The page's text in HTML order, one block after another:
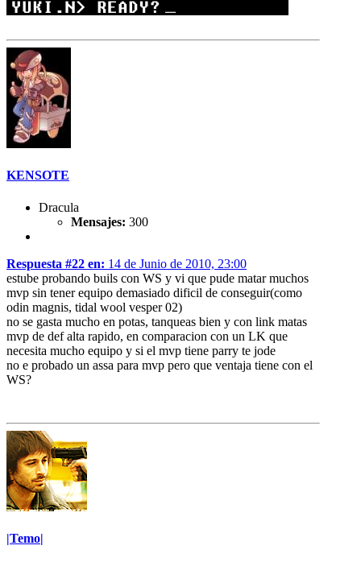
KENSOTE
Dracula
Mensajes: 300
Respuesta #22 en: 14 de Junio de 2010, 23:00
estube probando buils con WS y vi que pude matar muchos
mvp sin tener equipo demasiado dificil de conseguir(como
odin magnis, tidal wool vesper 02)
no se gasta mucho en potas, tanqueas bien y con link matas
mvp de def alta rapido, en comparacion con un LK que
necesita mucho equipo y si el mvp tiene parry te jode
no e probado un assa para mvp pero que ventaja tiene con el
WS?
|Temo|